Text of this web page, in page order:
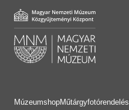
MúzeumshopMűtárgyfotórendelés